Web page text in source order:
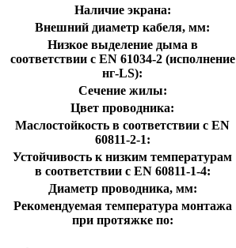
Наличие экрана:
Внешний диаметр кабеля, мм:
Низкое выделение дыма в
соответствии с EN 61034-2 (исполнение
нг-LS):
Сечение жилы:
Цвет проводника:
Маслостойкость в соответствии с EN
60811-2-1:
Устойчивость к низким температурам
в соответствии с EN 60811-1-4:
Диаметр проводника, мм:
Рекомендуемая температура монтажа
при протяжке по: